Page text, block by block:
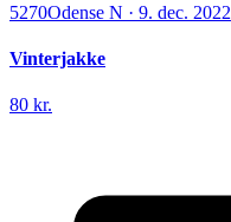
5270Odense N · 9. dec. 2022
Vinterjakke
80 kr.